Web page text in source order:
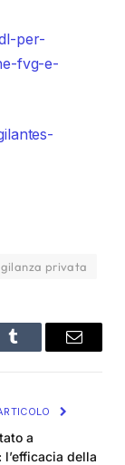
per-
fvg-e-
privata
Tumblr Email
a
l’efficacia della